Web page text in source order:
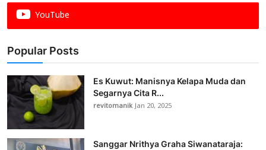
YouTube
Popular Posts
Es Kuwut: Manisnya Kelapa Muda dan
Segarnya Cita R...
revitomanikJan 20, 2025
Sanggar Nrithya Graha Siwanataraja: